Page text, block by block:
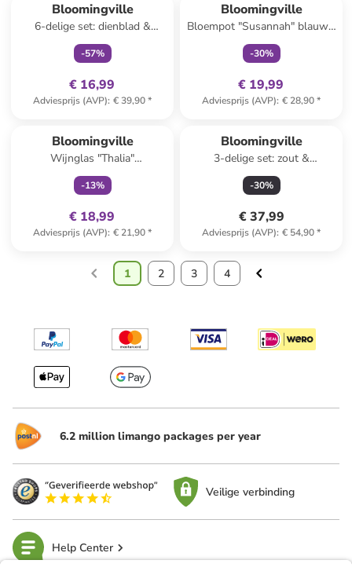
Bloomingville
6-delige set: dienblad &
decoratie "Sanga"
beige/lichtbruin - (H)22,5 x Ø
-57%
€ 16,99
Adviesprijs (AVP): € 39,90*
Bloomingville
Bloempot "Susannah" blauw -
(H)10 x Ø 12 cm
-30%
€ 19,99
Adviesprijs (AVP): € 28,90*
Bloomingville
Wijnglas "Thalia"
transparant/meerkleurig - 250
ml
-13%
€ 18,99
Adviesprijs (AVP): € 21,90*
Bloomingville
3-delige set: zout &
peperstrooier "Limone"
geel/groen - (H)8,5 cm
-30%
€ 37,99
Adviesprijs (AVP): € 54,90*
1 2 3 4
6.2 million limango packages per year
Veilige verbinding
Help Center